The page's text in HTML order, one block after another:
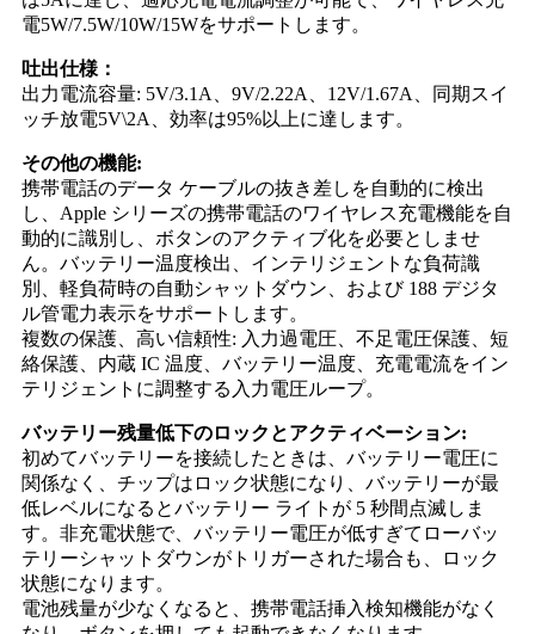
電5W/7.5W/10W/15Wをサポートします。
吐出仕様：
出力電流容量: 5V/3.1A、9V/2.22A、12V/1.67A、同期スイ
ッチ放電5V\2A、効率は95%以上に達します。
その他の機能:
携帯電話のデータ ケーブルの抜き差しを自動的に検出
し、Apple シリーズの携帯電話のワイヤレス充電機能を自
動的に識別し、ボタンのアクティブ化を必要としませ
ん。バッテリー温度検出、インテリジェントな負荷識
別、軽負荷時の自動シャットダウン、および 188 デジタ
ル管電力表示をサポートします。
複数の保護、高い信頼性: 入力過電圧、不足電圧保護、短
絡保護、内蔵 IC 温度、バッテリー温度、充電電流をイン
テリジェントに調整する入力電圧ループ。
バッテリー残量低下のロックとアクティベーション:
初めてバッテリーを接続したときは、バッテリー電圧に
関係なく、チップはロック状態になり、バッテリーが最
低レベルになるとバッテリー ライトが 5 秒間点滅しま
す。非充電状態で、バッテリー電圧が低すぎてローバッ
テリーシャットダウンがトリガーされた場合も、ロック
状態になります。
電池残量が少なくなると、携帯電話挿入検知機能がなく